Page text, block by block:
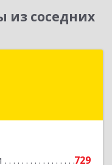
соседних
729
г, Советская ул,